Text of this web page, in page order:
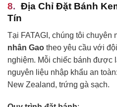
Địa Chỉ Đặt Bánh
Tín
Tại FATAGI, chúng tôi chuyên
nhân Gao theo yêu cầu với
nghiệm. Mỗi chiếc bánh được
nguyên liệu nhập khẩu an
New Zealand, trứng gà sạch.